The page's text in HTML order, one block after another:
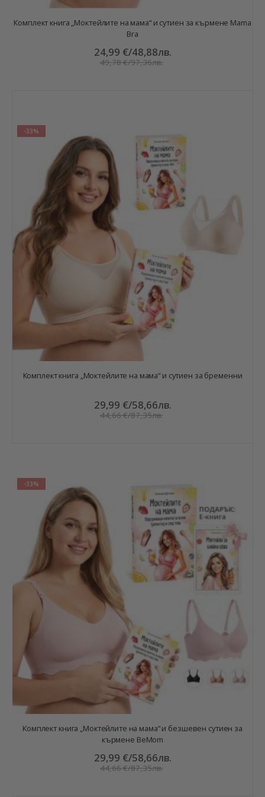
Комплект книга „Моктейлите на мама“ и сутиен за кърмене Mama
Bra
24,99 €/48,88лв.
49,78 €/97,36лв.
-33%
Комплект книга „Моктейлите на мама“ и сутиен за бременни
29,99 €/58,66лв.
44,66 €/87,35лв.
-33%
Комплект книга „Моктейлите на мама“ и безшевен сутиен за
кърмене BeMom
29,99 €/58,66лв.
44,66 €/87,35лв.